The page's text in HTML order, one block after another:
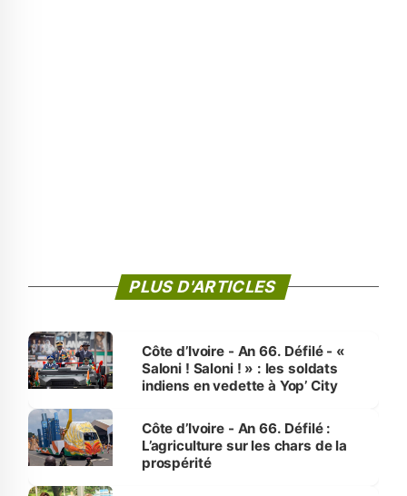
PLUS D'ARTICLES
Côte d’Ivoire - An 66. Défilé - «
Saloni ! Saloni ! » : les soldats
indiens en vedette à Yop’ City
Côte d’Ivoire - An 66. Défilé :
L’agriculture sur les chars de la
prospérité